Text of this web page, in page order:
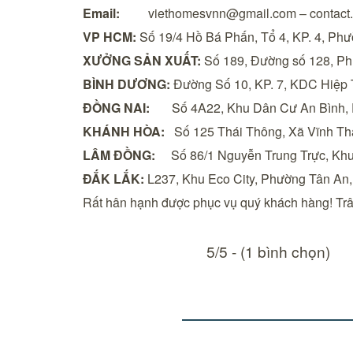
Email:
viethomesvnn@gmail.com –
VP HCM: Số 19/4 Hồ Bá Phấn, Tổ 4, KP. 4,
XƯỞNG SẢN XUẤT: Số 189, Đường số 128,
BÌNH DƯƠNG: Đường Số 10, KP. 7, KDC Hiệp
ĐỒNG NAI: Số 4A22, Khu Dân Cư An Bình,
KHÁNH HÒA: Số 125 Thái Thông, Xã Vĩnh
LÂM ĐỒNG: Số 86/1 Nguyễn Trung Trực,
ĐẮK LẮK: L237, Khu Eco City, Phường Tân
Rất hân hạnh được phục vụ quý khách hàng!
5/5 - (1 bình chọn)